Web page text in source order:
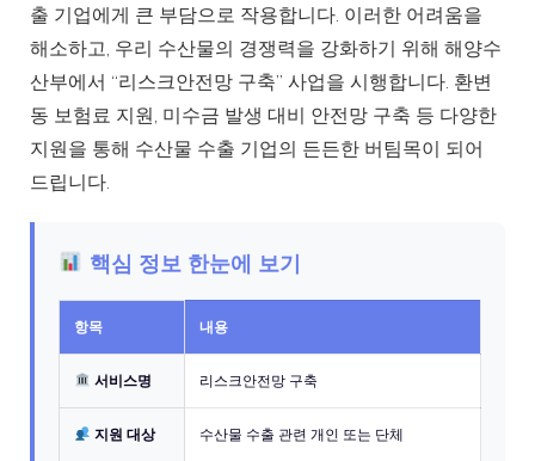
출 기업에게 큰 부담으로 작용합니다. 이러한 어려움을
해소하고, 우리 수산물의 경쟁력을 강화하기 위해 해양수
산부에서 “리스크안전망 구축” 사업을 시행합니다. 환변
동 보험료 지원, 미수금 발생 대비 안전망 구축 등 다양한
지원을 통해 수산물 수출 기업의 든든한 버팀목이 되어
드립니다.
핵심 정보 한눈에 보기
항목 내용
서비스명 리스크안전망 구축
지원 대상 수산물 수출 관련 개인 또는 단체